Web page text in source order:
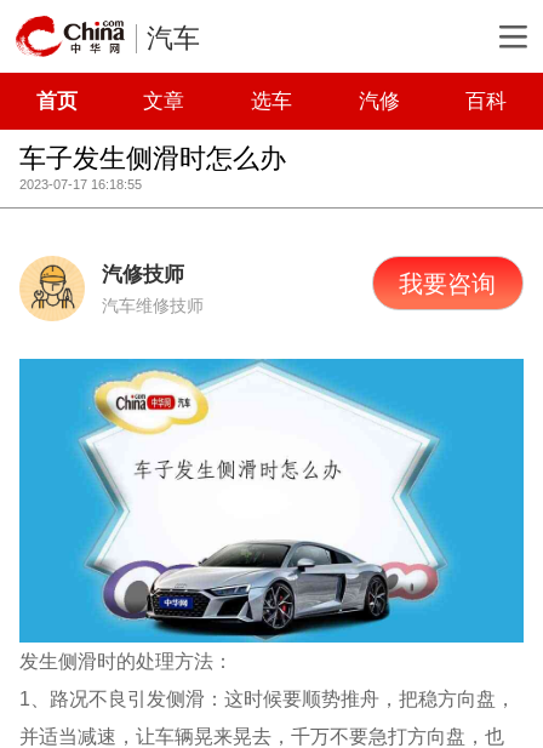
汽车
首页 文章 选车 汽修 百科
车子发生侧滑时怎么办
2023-07-17 16:18:55
汽修技师
汽车维修技师
我要咨询
发生侧滑时的处理方法：
1、路况不良引发侧滑：这时候要顺势推舟，把稳方向盘，
并适当减速，让车辆晃来晃去，千万不要急打方向盘，也